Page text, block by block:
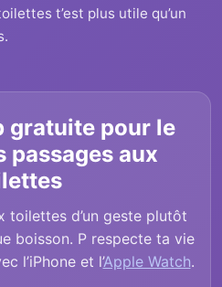
t’est plus utile qu’un
gratuite pour le
passages aux
toilettes d’un geste plutôt
boisson. P respecte ta vie
l’iPhone et l’Apple Watch.